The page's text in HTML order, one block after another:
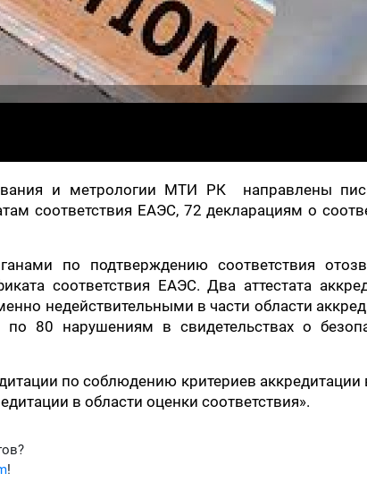
и метрологии МТИ РК направлены
соответствия ЕАЭС, 72 декларациям о
по подтверждению соответствия
соответствия ЕАЭС. Два аттестата
недействительными в части области
нарушениям в свидетельствах о
по соблюдению критериев аккредитации
в области оценки соответствия».
!